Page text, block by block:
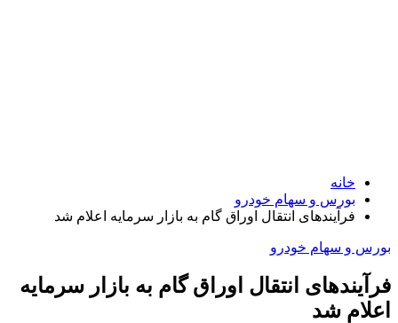
خانه
بورس و سهام خودرو
فرآیندهای انتقال اوراق گام به بازار سرمایه اعلام شد
بورس و سهام خودرو
فرآیندهای انتقال اوراق گام به بازار سرمایه
اعلام شد